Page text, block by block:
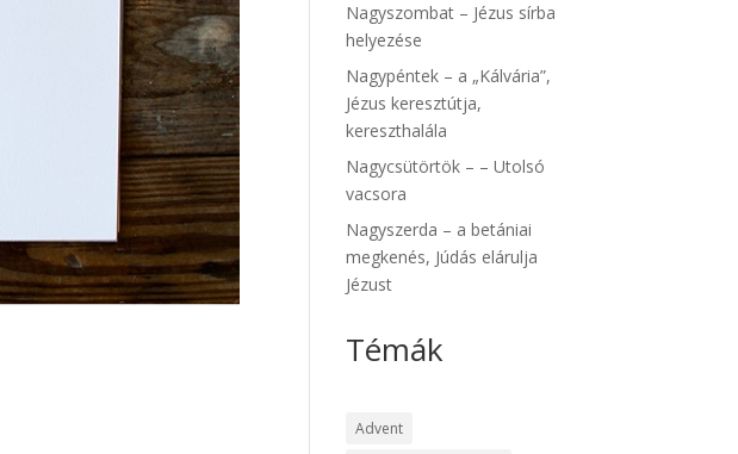
Nagyszombat – Jézus sírba
helyezése
Nagypéntek – a „Kálvária”,
Jézus keresztútja,
kereszthalála
Nagycsütörtök – – Utolsó
vacsora
Nagyszerda – a betániai
megkenés, Júdás elárulja
Jézust
Témák
Advent